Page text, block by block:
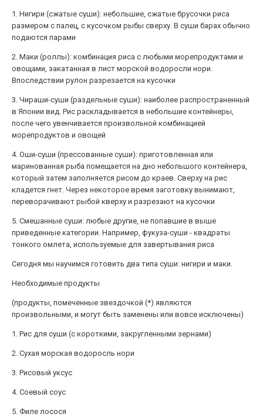
1. Нигири (сжатые суши): небольшие, сжатые брусочки риса
размером с палец, с кусочком рыбы сверху. В суши барах обычно
подаются парами
2. Маки (роллы): комбинация риса с любыми морепродуктами и
овощами, закатанная в лист морской водоросли нори.
Впоследствии рулон разрезается на кусочки
3. Чираши-суши (раздельные суши): наиболее распространенный
в Японии вид. Рис раскладывается в небольшие контейнеры,
после чего увенчивается произвольной комбинацией
морепродуктов и овощей
4. Оши-суши (прессованные суши): приготовленная или
маринованная рыба помещается на дно небольшого контейнера,
который затем заполняется рисом до краев. Сверху на рис
кладется гнет. Через некоторое время заготовку вынимают,
переворачивают рыбой кверху и разрезают на кусочки
5. Смешанные суши: любые другие, не попавшие в выше
приведенные категории. Например, фукуза-суши - квадраты
тонкого омлета, используемые для завертывания риса
Сегодня мы научимся готовить два типа суши: нигири и маки.
Необходимые продукты
(продукты, помеченные звездочкой (*) являются
произвольными, и могут быть заменены или вовсе исключены)
1. Рис для суши (с короткими, закругленными зернами)
2. Сухая морская водоросль нори
3. Рисовый уксус
4. Соевый соус
5. Филе лосося